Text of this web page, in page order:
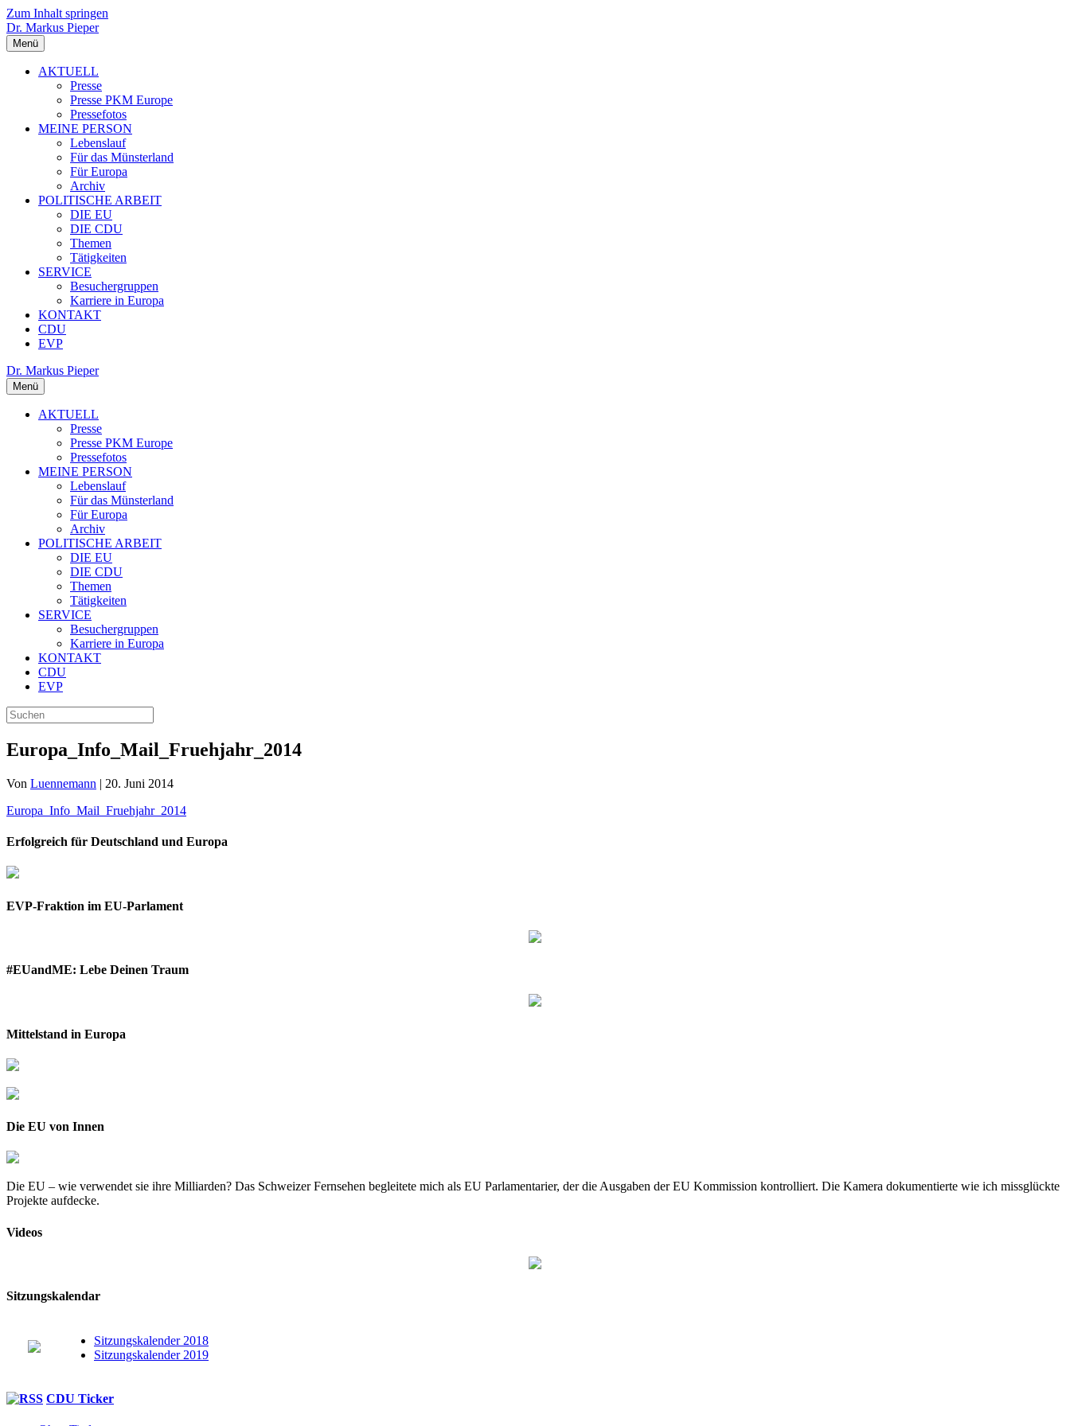
Zum Inhalt springen
Dr. Markus Pieper
Menü
AKTUELL
Presse
Presse PKM Europe
Pressefotos
MEINE PERSON
Lebenslauf
Für das Münsterland
Für Europa
Archiv
POLITISCHE ARBEIT
DIE EU
DIE CDU
Themen
Tätigkeiten
SERVICE
Besuchergruppen
Karriere in Europa
KONTAKT
CDU
EVP
Dr. Markus Pieper
Menü
AKTUELL
Presse
Presse PKM Europe
Pressefotos
MEINE PERSON
Lebenslauf
Für das Münsterland
Für Europa
Archiv
POLITISCHE ARBEIT
DIE EU
DIE CDU
Themen
Tätigkeiten
SERVICE
Besuchergruppen
Karriere in Europa
KONTAKT
CDU
EVP
Europa_Info_Mail_Fruehjahr_2014
Von Luennemann | 20. Juni 2014
Europa_Info_Mail_Fruehjahr_2014
Erfolgreich für Deutschland und Europa
EVP-Fraktion im EU-Parlament
#EUandME: Lebe Deinen Traum
Mittelstand in Europa
Die EU von Innen
Die EU – wie verwendet sie ihre Milliarden? Das Schweizer Fernsehen begleitete mich als EU Parlamentarier, der die Ausgaben der EU Kommission kontrolliert. Die Kamera dokumentierte wie ich missglückte
Projekte aufdecke.
Videos
Sitzungskalendar
Sitzungskalender 2018
Sitzungskalender 2019
CDU Ticker